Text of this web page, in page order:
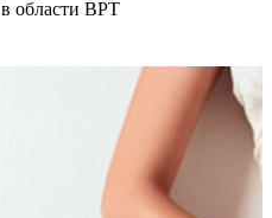
в области ВРТ